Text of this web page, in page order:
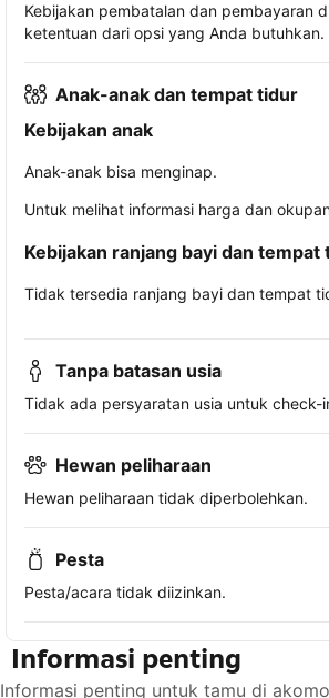
Kebijakan pembatalan dan pembayaran
ketentuan dari opsi yang Anda butuhkan.
Anak-anak dan tempat tidur
Kebijakan anak
Anak-anak bisa menginap.
Untuk melihat informasi harga dan
Kebijakan ranjang bayi dan
Tidak tersedia ranjang bayi dan tempat
Tanpa batasan usia
Tidak ada persyaratan usia untuk check-
Hewan peliharaan
Hewan peliharaan tidak diperbolehkan.
Pesta
Pesta/acara tidak diizinkan.
Informasi penting
Informasi penting untuk tamu di